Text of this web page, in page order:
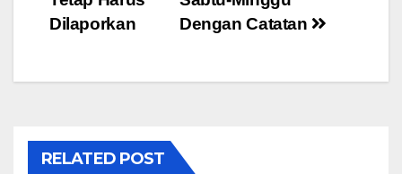
Dengan Catatan
Dilaporkan
RELATED POST